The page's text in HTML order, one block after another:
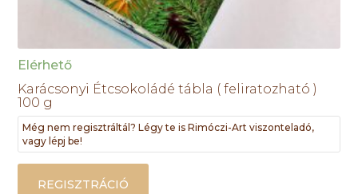
Elérhető
Karácsonyi Étcsokoládé tábla ( feliratozható )
100 g
Még nem regisztráltál? Légy te is Rimóczi-Art viszonteladó,
vagy lépj be!
REGISZTRÁCIÓ